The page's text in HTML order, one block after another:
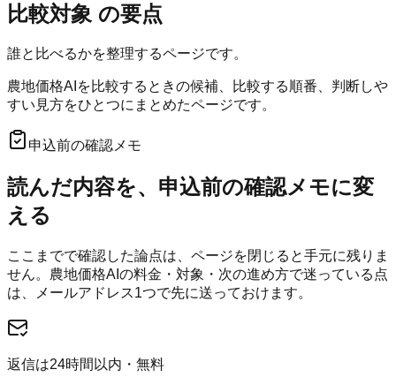
比較対象 の要点
誰と比べるかを整理するページです。
農地価格AIを比較するときの候補、比較する順番、判断しや
すい見方をひとつにまとめたページです。
申込前の確認メモ
読んだ内容を、申込前の確認メモに変
える
ここまでで確認した論点は、ページを閉じると手元に残りま
せん。 農地価格AI の料金・対象・次の進め方で迷っている点
は、メールアドレス1つで先に送っておけます。
返信は24時間以内・無料